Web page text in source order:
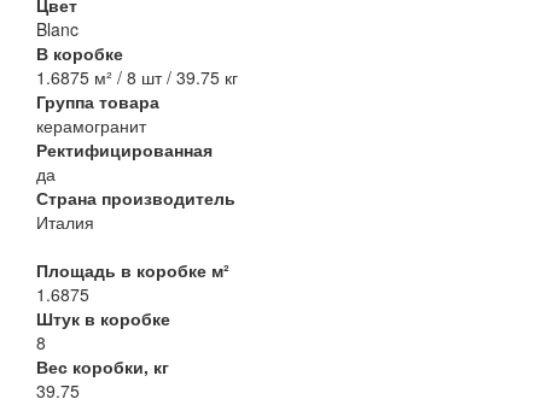
Цвет
Blanc
В коробке
1.6875 м² / 8 шт / 39.75 кг
Группа товара
керамогранит
Ректифицированная
да
Страна производитель
Италия
Площадь в коробке м²
1.6875
Штук в коробке
8
Вес коробки, кг
39.75